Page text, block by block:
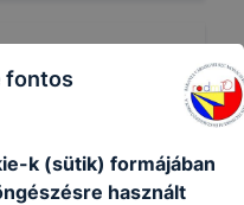
(2026
hívta játszani,
diák csapatokat a
fontos
k (sütik) formájában
használt